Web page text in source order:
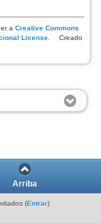
aCreative Commons
License
Creado
Arriba
(Entrar)